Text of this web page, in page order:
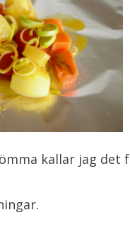
kallar jag det